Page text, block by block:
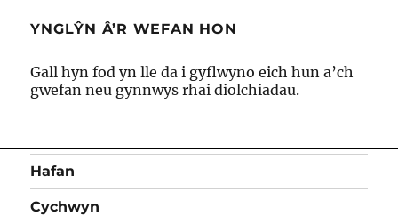
YNGLŶN Â’R WEFAN HON
Gall hyn fod yn lle da i gyflwyno eich hun a’ch
gwefan neu gynnwys rhai diolchiadau.
Hafan
Cychwyn